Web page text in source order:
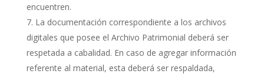
encuentren.
La documentación correspondiente a los archivos
digitales que posee el Archivo Patrimonial deberá ser
respetada a cabalidad. En caso de agregar información
referente al material, esta deberá ser respaldada,